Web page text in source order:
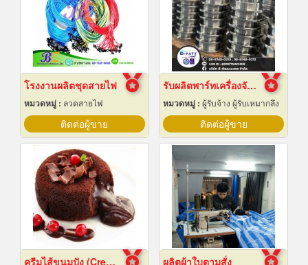
โรงงานผลิตชุดสายไฟ
หมวดหมู่ : ลวดสายไฟ
ติดต่อผู้ขาย
รับผลิตพาร์ทเครื่องจักร ตามแบบ ระยอง
หมวดหมู่ : ผู้รับจ้าง ผู้รับเหมากลึง
ติดต่อผู้ขาย
ครีมไส้ขนมปัง (Cream fillings for bread) ผลิตผ้าใบตามสั่ง